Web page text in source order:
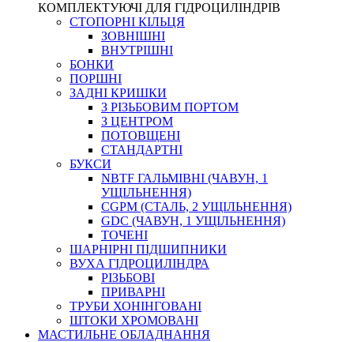
КОМПЛЕКТУЮЧІ ДЛЯ ГІДРОЦИЛІНДРІВ
СТОПОРНІ КІЛЬЦЯ
ЗОВНІШНІ
ВНУТРІШНІ
БОНКИ
ПОРШНІ
ЗАДНІ КРИШКИ
З РІЗЬБОВИМ ПОРТОМ
З ЦЕНТРОМ
ПОТОВЩЕНІ
СТАНДАРТНІ
БУКСИ
NBTF ГАЛЬМІВНІ (ЧАВУН, 1
УЩІЛЬНЕННЯ)
CGPM (СТАЛЬ, 2 УЩІЛЬНЕННЯ)
GDC (ЧАВУН, 1 УЩІЛЬНЕННЯ)
ТОЧЕНІ
ШАРНІРНІ ПІДШИПНИКИ
ВУХА ГІДРОЦИЛІНДРА
РІЗЬБОВІ
ПРИВАРНІ
ТРУБИ ХОНІНГОВАНІ
ШТОКИ ХРОМОВАНІ
МАСТИЛЬНЕ ОБЛАДНАННЯ